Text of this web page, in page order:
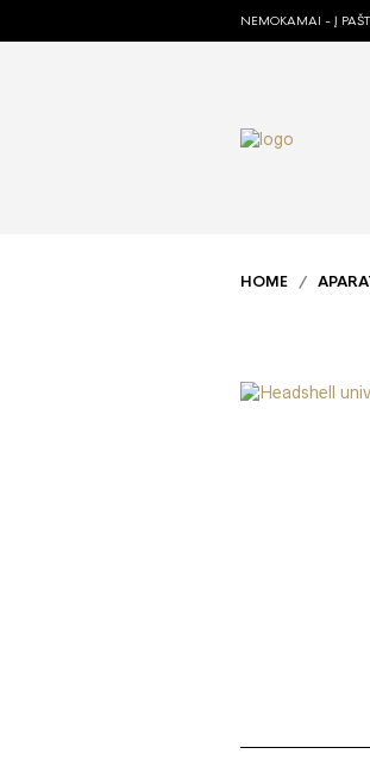
NEMOKAMAI - Į
HOME /